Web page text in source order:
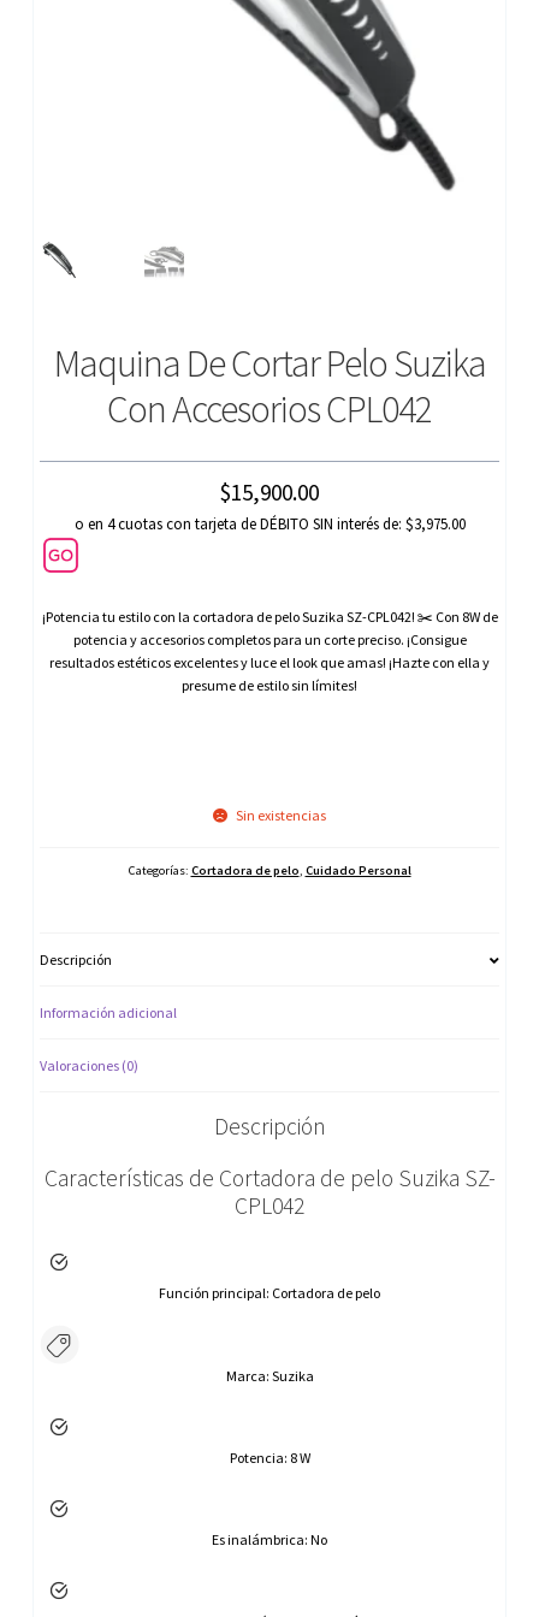
Maquina De Cortar Pelo Suzika
Con Accesorios CPL042
$15,900.00
o en 4 cuotas con tarjeta de DÉBITO SIN interés de: $3,975.00
¡Potencia tu estilo con la cortadora de pelo Suzika SZ-CPL042! ✂️ Con 8W de
potencia y accesorios completos para un corte preciso. ¡Consigue
resultados estéticos excelentes y luce el look que amas! ¡Hazte con ella y
presume de estilo sin límites!
Sin existencias
Categorías: Cortadora de pelo, Cuidado Personal
Descripción
Información adicional
Valoraciones (0)
Descripción
Características de Cortadora de pelo Suzika SZ-
CPL042
Función principal: Cortadora de pelo
Marca: Suzika
Potencia: 8 W
Es inalámbrica: No